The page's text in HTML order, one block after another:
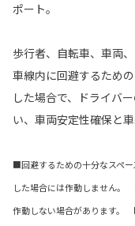
ポート。
歩行者、自転車、車両
車線内に回避するため
した場合で、ドライバ
い、車両安定性確保と
■回避するための十分なスペ
した場合には作動しません
作動しない場合があります。